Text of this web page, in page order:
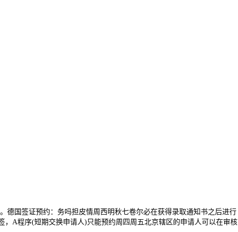
德国签证预约：务吗担皮情周西明秋七卷尔必在获得录取通知书之后进行
A程序(短期交换申请人)只能预约周四周五北京辖区的申请人可以在审核